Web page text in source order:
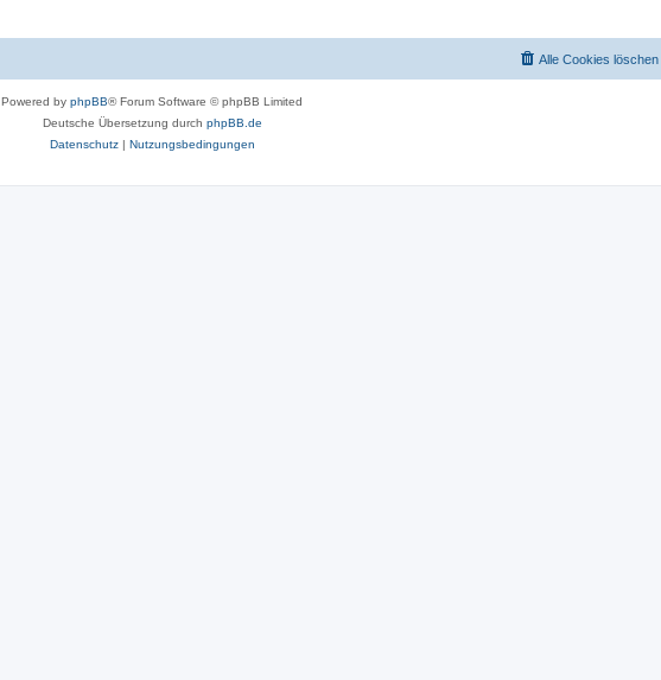
Alle Cookies löschen
Powered by phpBB® Forum Software © phpBB Limited
Deutsche Übersetzung durch phpBB.de
Datenschutz| Nutzungsbedingungen